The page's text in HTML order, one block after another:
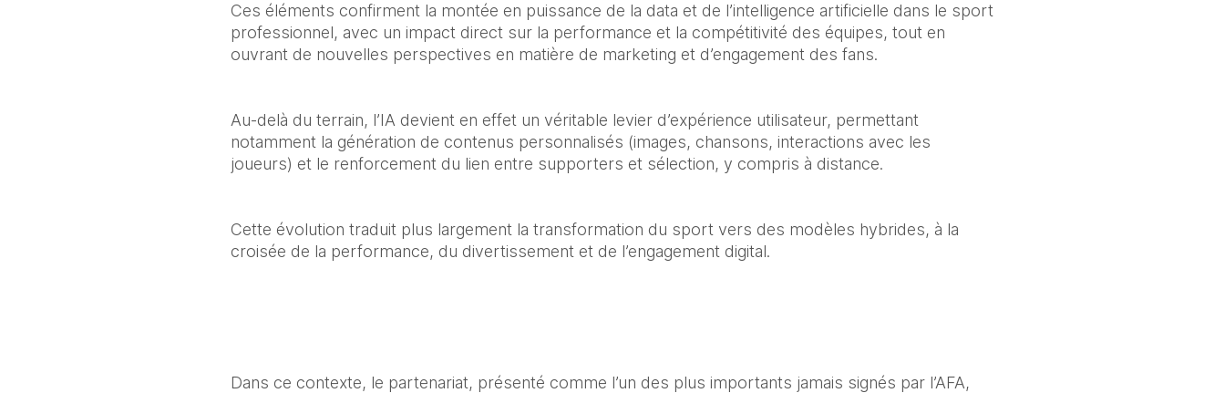
Ces éléments confirment la montée en puissance de la data et de l’intelligence artificielle dans le sport
professionnel, avec un impact direct sur la performance et la compétitivité des équipes, tout en
ouvrant de nouvelles perspectives en matière de marketing et d’engagement des fans.
Au-delà du terrain, l’IA devient en effet un véritable levier d’expérience utilisateur, permettant
notamment la génération de contenus personnalisés (images, chansons, interactions avec les
joueurs) et le renforcement du lien entre supporters et sélection, y compris à distance.
Cette évolution traduit plus largement la transformation du sport vers des modèles hybrides, à la
croisée de la performance, du divertissement et de l’engagement digital.
Dans ce contexte, le partenariat, présenté comme l’un des plus importants jamais signés par l’AFA,